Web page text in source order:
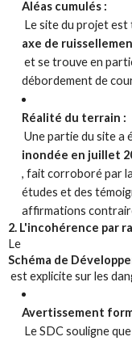
Aléas cumulés :
Le site du projet est
axe de
et se trouve en
débordement de
Réalité du terrain :
Une partie du site a
inondée en juillet
, fait corroboré par
études et des
affirmations
2. L'incohérence par
Le
Schéma de
est explicite sur les
Avertissement
Le SDC souligne